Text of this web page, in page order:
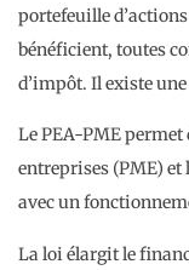
portefeuille
bénéficient, toutes
d’impôt. Il existe
Le PEA-PME
entreprises (PME)
avec un
La loi élargit le